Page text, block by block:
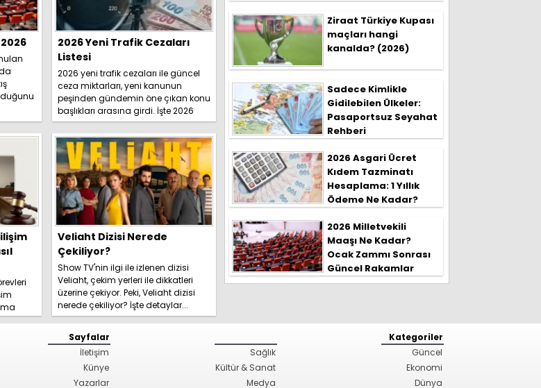
2026 Yeni Trafik Cezaları
Listesi
2026 yeni trafik cezaları ile güncel
ceza miktarları, yeni kanunun
peşinden gündemin öne çıkan konu
başlıkları arasına girdi. İşte 2026
yeni trafik ce...
Veliaht Dizisi Nerede
Çekiliyor?
Show TV'nin ilgi ile izlenen dizisi
Veliaht, çekim yerleri ile dikkatleri
üzerine çekiyor. Peki, Veliaht dizisi
nerede çekiliyor? İşte detaylar...
Ziraat Türkiye Kupası
maçları hangi
kanalda? (2026)
Sadece Kimlikle
Gidilebilen Ülkeler:
Pasaportsuz Seyahat
Rehberi
2026 Asgari Ücret
Kıdem Tazminatı
Hesaplama: 1 Yıllık
Ödeme Ne Kadar?
2026 Milletvekili
Maaşı Ne Kadar?
Ocak Zammı Sonrası
Güncel Rakamlar
Kategoriler
Güncel
Ekonomi
Dünya
Sağlık
Kültür & Sanat
Medya
Sayfalar
İletişim
Künye
Yazarlar